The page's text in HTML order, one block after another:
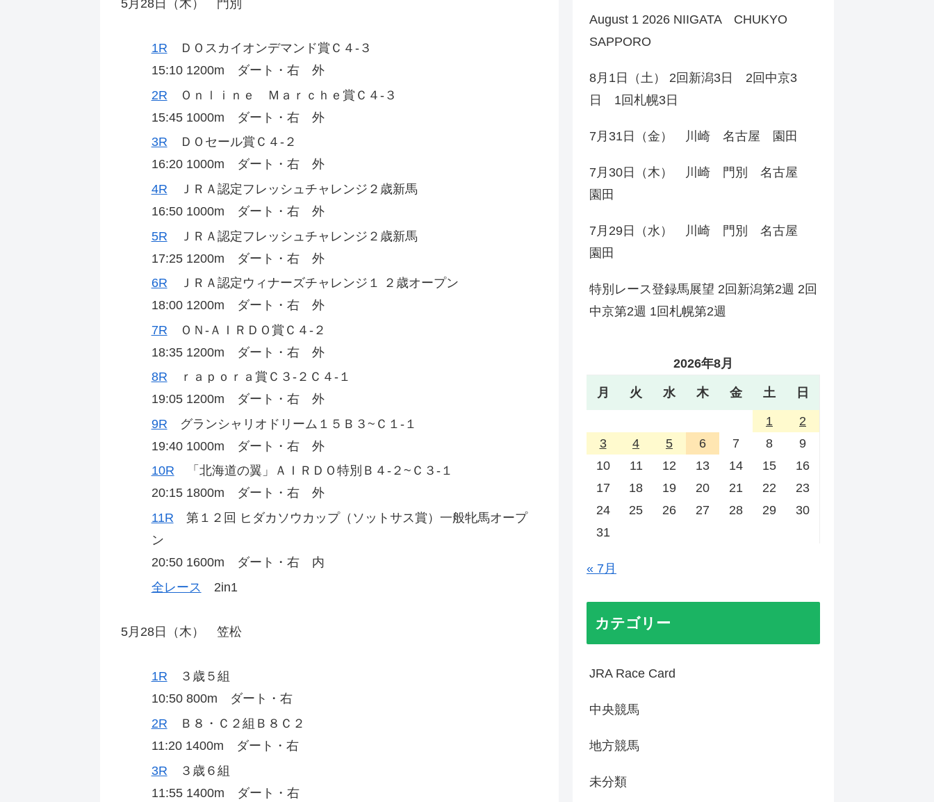
5月28日（木） 門別
1R ＤＯスカイオンデマンド賞Ｃ４‐３
15:10 1200m ダート・右 外
2R Ｏｎｌｉｎｅ Ｍａｒｃｈｅ賞Ｃ４‐３
15:45 1000m ダート・右 外
3R ＤＯセール賞Ｃ４‐２
16:20 1000m ダート・右 外
4R ＪＲＡ認定フレッシュチャレンジ２歳新馬
16:50 1000m ダート・右 外
5R ＪＲＡ認定フレッシュチャレンジ２歳新馬
17:25 1200m ダート・右 外
6R ＪＲＡ認定ウィナーズチャレンジ１ ２歳オープン
18:00 1200m ダート・右 外
7R ＯＮ‐ＡＩＲＤＯ賞Ｃ４‐２
18:35 1200m ダート・右 外
8R ｒａｐｏｒａ賞Ｃ３‐２Ｃ４‐１
19:05 1200m ダート・右 外
9R グランシャリオドリーム１５Ｂ３~Ｃ１‐１
19:40 1000m ダート・右 外
10R 「北海道の翼」ＡＩＲＤＯ特別Ｂ４‐２~Ｃ３‐１
20:15 1800m ダート・右 外
11R 第１２回 ヒダカソウカップ（ソットサス賞）一般牝馬オープ
ン
20:50 1600m ダート・右 内
全レース
2in1
5月28日（木） 笠松
1R ３歳５組
10:50 800m ダート・右
2R Ｂ８・Ｃ２組Ｂ８Ｃ２
11:20 1400m ダート・右
3R ３歳６組
11:55 1400m ダート・右
August 1 2026 NIIGATA CHUKYO
SAPPORO
8月1日（土） 2回新潟3日 2回中京3
日 1回札幌3日
7月31日（金） 川崎 名古屋 園田
7月30日（木） 川崎 門別 名古屋
園田
7月29日（水） 川崎 門別 名古屋
園田
特別レース登録馬展望 2回新潟第2週 2回
中京第2週 1回札幌第2週
2026年8月
月 火 水 木 金 土 日
1
2
3
4 5 6 7 8
9
10
11 12 13 14 15
16
17
18 19 20 21 22
23
24
25 26 27 28 29
30
31
« 7月
カテゴリー
JRA Race Card
中央競馬
地方競馬
未分類